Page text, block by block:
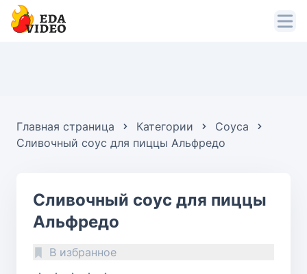
Главная страница Категории
Соуса
Сливочный соус для пиццы Альфредо
Сливочный соус для пиццы
Альфредо
В избранное